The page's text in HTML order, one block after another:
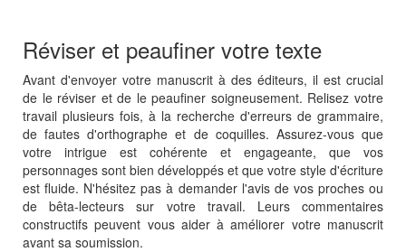
Réviser et peaufiner votre texte
Avant d'envoyer votre manuscrit à des éditeurs, il est crucial
de le réviser et de le peaufiner soigneusement. Relisez votre
travail plusieurs fois, à la recherche d'erreurs de grammaire,
de fautes d'orthographe et de coquilles. Assurez-vous que
votre intrigue est cohérente et engageante, que vos
personnages sont bien développés et que votre style d'écriture
est fluide. N'hésitez pas à demander l'avis de vos proches ou
de bêta-lecteurs sur votre travail. Leurs commentaires
constructifs peuvent vous aider à améliorer votre manuscrit
avant sa soumission.